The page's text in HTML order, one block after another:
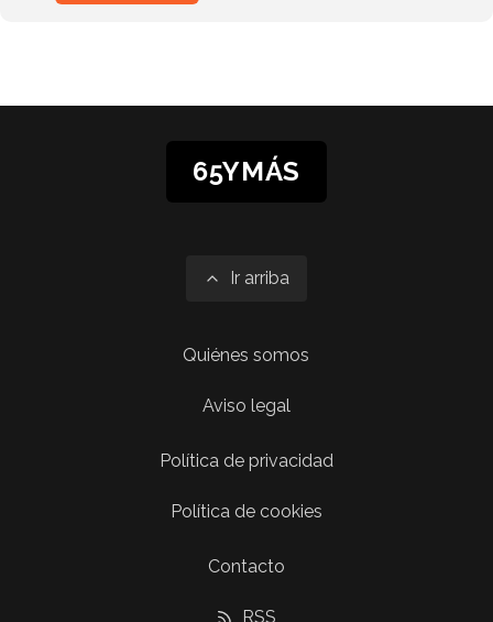
65YMÁS
Ir arriba
Quiénes somos
Aviso legal
Política de privacidad
Política de cookies
Contacto
RSS